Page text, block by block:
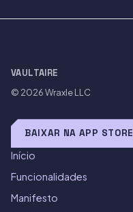
VAULTAIRE
© 2026Wraxle LLC
BAIXAR NA APP STORE
Início
Funcionalidades
Manifesto